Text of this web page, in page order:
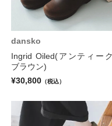
dansko
Ingrid Oiled(アンティーク
ブラウン)
¥30,800 （税込）